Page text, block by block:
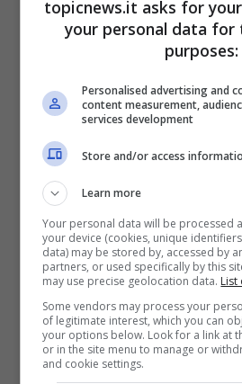
topicnews.it asks for
your personal data for
purposes:
Personalised advertising and
content measurement,
services development
Store and/or access
Learn more
Your personal data will be processed
your device (cookies, unique
data) may be stored by, accessed by
partners, or used specifically by this
may use precise geolocation data. List
Some vendors may process your
of legitimate interest, which you can
your options below. Look for a link at
or in the site menu to manage or
and cookie settings.